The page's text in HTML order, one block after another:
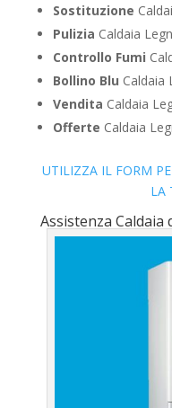
Sostituzione
Pulizia Caldaia
Controllo Fumi
Bollino Blu Caldaia
Vendita Caldaia
Offerte Caldaia
UTILIZZA IL FORM
LA
Assistenza Caldaia